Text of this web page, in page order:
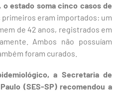
estado soma cinco casos de
primeiros eram importados: um
de 42 anos, registrados em
Ambos não possuíam
foram curados.
a Secretaria de
(SES-SP) recomendou a